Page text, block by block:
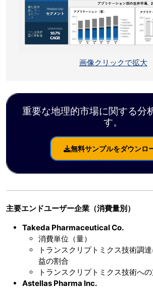
画像クリックで拡大
重要な地理的市場に関する分
す。
無料サンプルをダウンロ
主要エンドユーザー企業（消費量別）
Takeda Pharmaceutical Co.
消費単位（量）
トランスクリプトミクス技術調
益の割合
トランスクリプトミクス技術へ
Astellas Pharma Inc.